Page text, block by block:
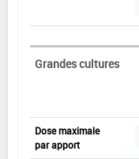
Grandes cultures
Dose maximale
par apport